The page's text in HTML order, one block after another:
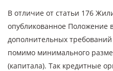
В отличие от статьи 176
опубликованное Положение
дополнительных
помимо минимального
(капитала). Так кредитные